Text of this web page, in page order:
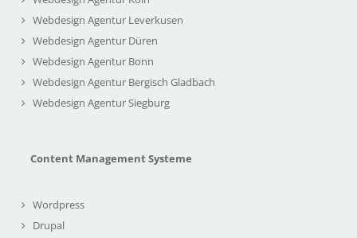
Webdesign Agentur Leverkusen
Webdesign Agentur Düren
Webdesign Agentur Bonn
Webdesign Agentur Bergisch Gladbach
Webdesign Agentur Siegburg
Content Management Systeme
Wordpress
Drupal